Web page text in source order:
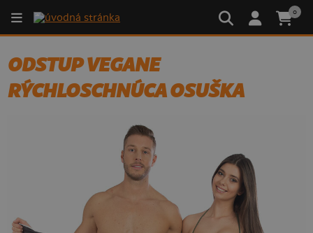
0
ODSTUP VEGANE
RÝCHLOSCHNÚCA OSUŠKA